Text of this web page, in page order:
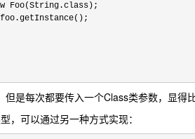
Foo(String.class);
但是每次都要传入一个Class类参数，显
，可以通过另一种方式实现：